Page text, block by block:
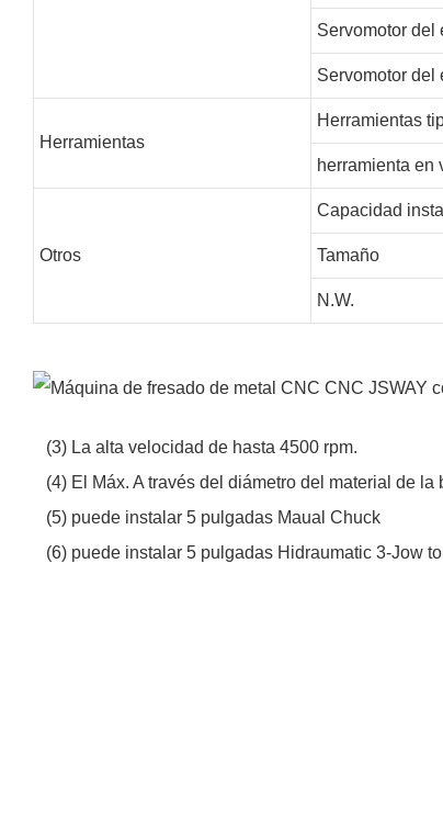
Servomotor del
Servomotor del
Herramientas
Herramientas
herramienta en
Otros
Capacidad
Tamaño
N.W.
(3) La alta velocidad de hasta 4500 rpm.
(4) El Máx. A través del diámetro del material de la
(5) puede instalar 5 pulgadas Maual Chuck
(6) puede instalar 5 pulgadas Hidraumatic 3-Jow